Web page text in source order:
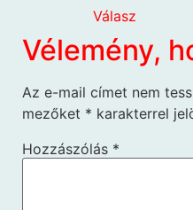
Válasz
Vélemény,
Az e-mail címet nem
mezőket * karakterrel
Hozzászólás *